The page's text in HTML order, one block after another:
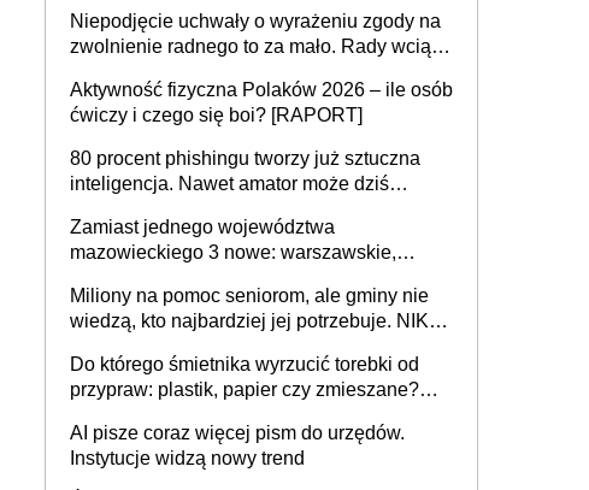
Niepodjęcie uchwały o wyrażeniu zgody na
zwolnienie radnego to za mało. Rady wciąż
rozstrzygać sprawy
Aktywność fizyczna Polaków 2026 – ile osób
ćwiczy i czego się boi? [RAPORT]
80 procent phishingu tworzy już sztuczna
inteligencja. Nawet amator może dziś
Zamiast jednego województwa
mazowieckiego 3 nowe: warszawskie,
Europie nie ma tak dużych jednostek
stołecznych
Miliony na pomoc seniorom, ale gminy nie
wiedzą, kto najbardziej jej potrzebuje. NIK
Do którego śmietnika wyrzucić torebki od
przypraw: plastik, papier czy zmieszane?
AI pisze coraz więcej pism do urzędów.
Instytucje widzą nowy trend